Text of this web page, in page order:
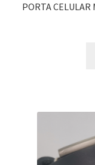
PORTA CELULAR